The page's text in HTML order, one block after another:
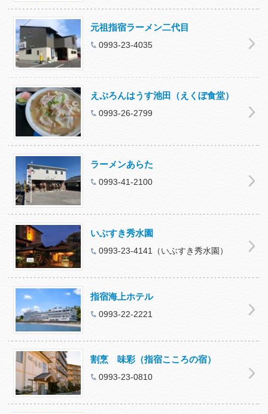
元祖指宿ラーメン二代目
0993‐23‐4035
えぷろんはうす池田（えくぼ食堂）
0993-26-2799
ラーメンあらた
0993‐41-2100
いぶすき秀水園
0993-23-4141（いぶすき秀水園）
指宿海上ホテル
0993-22-2221
割烹 味彩（指宿こころの宿）
0993-23-0810